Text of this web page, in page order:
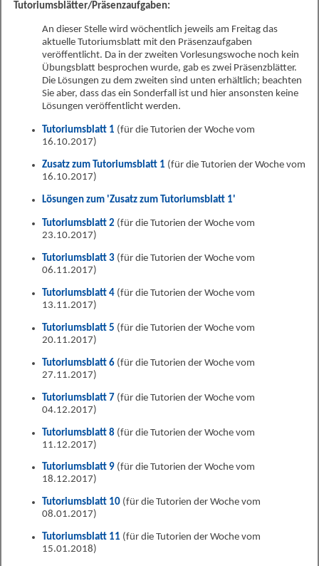
Tutoriumsblätter/Präsenzaufgaben:
An dieser Stelle wird wöchentlich jeweils am Freitag das
aktuelle Tutoriumsblatt mit den Präsenzaufgaben
veröffentlicht. Da in der zweiten Vorlesungswoche noch kein
Übungsblatt besprochen wurde, gab es zwei Präsenzblätter.
Die Lösungen zu dem zweiten sind unten erhältlich; beachten
Sie aber, dass das ein Sonderfall ist und hier ansonsten keine
Lösungen veröffentlicht werden.
Tutoriumsblatt 1 (für die Tutorien der Woche vom
16.10.2017)
Zusatz zum Tutoriumsblatt 1 (für die Tutorien der Woche vom
16.10.2017)
Lösungen zum 'Zusatz zum Tutoriumsblatt 1'
Tutoriumsblatt 2 (für die Tutorien der Woche vom
23.10.2017)
Tutoriumsblatt 3 (für die Tutorien der Woche vom
06.11.2017)
Tutoriumsblatt 4 (für die Tutorien der Woche vom
13.11.2017)
Tutoriumsblatt 5 (für die Tutorien der Woche vom
20.11.2017)
Tutoriumsblatt 6 (für die Tutorien der Woche vom
27.11.2017)
Tutoriumsblatt 7 (für die Tutorien der Woche vom
04.12.2017)
Tutoriumsblatt 8 (für die Tutorien der Woche vom
11.12.2017)
Tutoriumsblatt 9 (für die Tutorien der Woche vom
18.12.2017)
Tutoriumsblatt 10 (für die Tutorien der Woche vom
08.01.2017)
Tutoriumsblatt 11 (für die Tutorien der Woche vom
15.01.2018)